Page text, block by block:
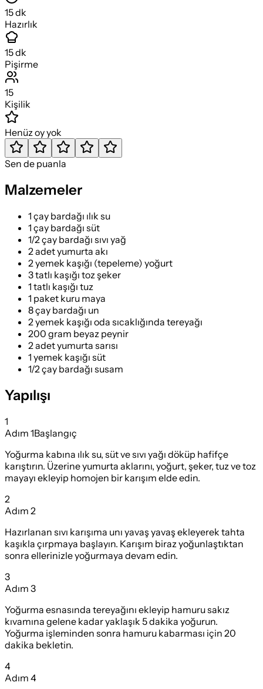
15dk
Hazırlık
15dk
Pişirme
15
Kişilik
Henüz oy yok
Sen de puanla
Malzemeler
1 çay bardağı ılık su
1 çay bardağı süt
1/2 çay bardağı sıvı yağ
2 adet yumurta akı
2 yemek kaşığı (tepeleme) yoğurt
3 tatlı kaşığı toz şeker
1 tatlı kaşığı tuz
1 paket kuru maya
8 çay bardağı un
2 yemek kaşığı oda sıcaklığında tereyağı
200 gram beyaz peynir
2 adet yumurta sarısı
1 yemek kaşığı süt
1/2 çay bardağı susam
Yapılışı
1
Adım 1Başlangıç
Yoğurma kabına ılık su, süt ve sıvı yağı döküp hafifçe
karıştırın. Üzerine yumurta aklarını, yoğurt, şeker, tuz ve toz
mayayı ekleyip homojen bir karışım elde edin.
2
Adım 2
Hazırlanan sıvı karışıma unı yavaş yavaş ekleyerek tahta
kaşıkla çırpmaya başlayın. Karışım biraz yoğunlaştıktan
sonra ellerinizle yoğurmaya devam edin.
3
Adım 3
Yoğurma esnasında tereyağını ekleyip hamuru sakız
kıvamına gelene kadar yaklaşık 5 dakika yoğurun.
Yoğurma işleminden sonra hamuru kabarması için 20
dakika bekletin.
4
Adım 4